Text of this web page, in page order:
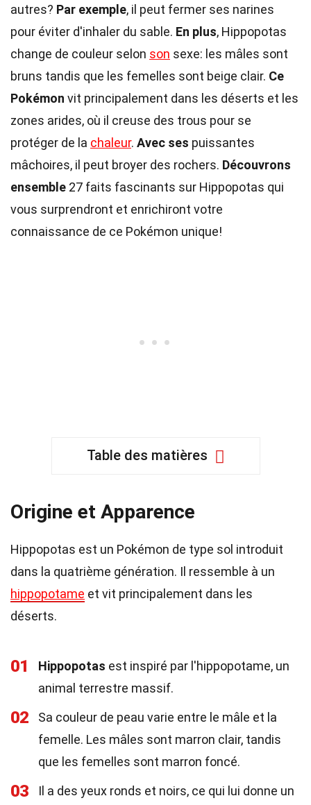
autres? Par exemple, il peut fermer ses narines
pour éviter d'inhaler du sable. En plus, Hippopotas
change de couleur selon son sexe: les mâles sont
bruns tandis que les femelles sont beige clair. Ce
Pokémon vit principalement dans les déserts et les
zones arides, où il creuse des trous pour se
protéger de la chaleur. Avec ses puissantes
mâchoires, il peut broyer des rochers. Découvrons
ensemble 27 faits fascinants sur Hippopotas qui
vous surprendront et enrichiront votre
connaissance de ce Pokémon unique!
Table des matières
Origine et Apparence
Hippopotas est un Pokémon de type sol introduit
dans la quatrième génération. Il ressemble à un
hippopotame et vit principalement dans les
déserts.
01 Hippopotas est inspiré par l'hippopotame, un
animal terrestre massif.
02
Sa couleur de peau varie entre le mâle et la
femelle. Les mâles sont marron clair, tandis
que les femelles sont marron foncé.
03
Il a des yeux ronds et noirs, ce qui lui donne un